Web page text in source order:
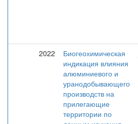
2022
Биогеохимическая
индикация влияния
алюминиевого и
уранодобывающего
производств на
прилегающие
территории по